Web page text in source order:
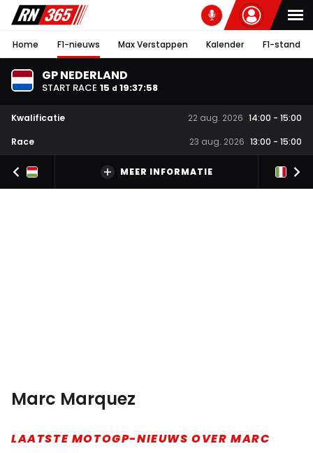
Home F1-nieuws Max Verstappen Kalender F1-stand
GP NEDERLAND
START RACE 15 d 19:37:58
Kwalificatie 22 aug. 2026 14:00 - 15:00
Race
23 aug. 2026 13:00 - 15:00
MEER INFORMATIE
Marc Marquez
LAATSTE MOTOGP-NIEUWS OVER MARC